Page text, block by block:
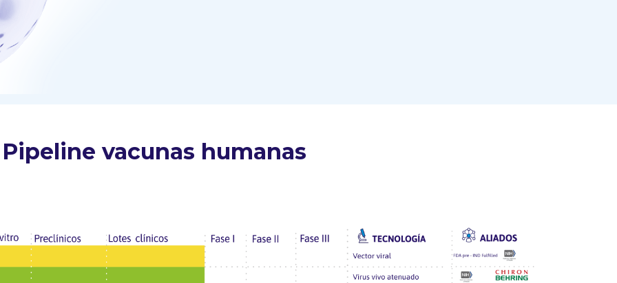
Pipeline vacunas humanas